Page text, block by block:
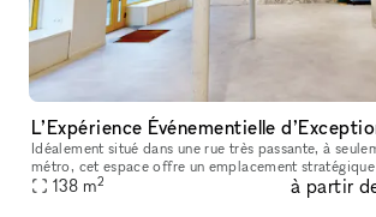
Idéalement situé dans une rue très passante, à
métro, cet espace offre un emplacement
quartier dynamique et recherché. La
138 m2 à partir